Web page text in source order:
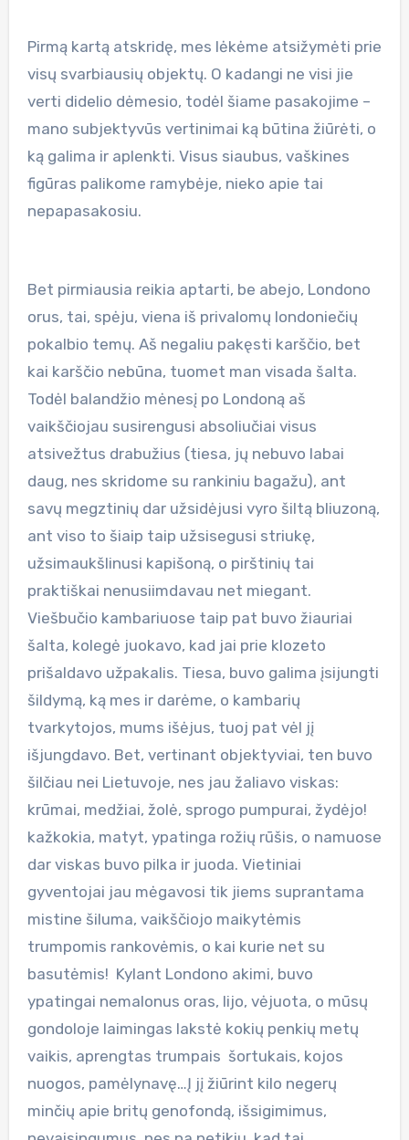
Pirmą kartą atskridę, mes lėkėme atsižymėti prie
visų svarbiausių objektų. O kadangi ne visi jie
verti didelio dėmesio, todėl šiame pasakojime –
mano subjektyvūs vertinimai ką būtina žiūrėti, o
ką galima ir aplenkti. Visus siaubus, vaškines
figūras palikome ramybėje, nieko apie tai
nepapasakosiu.
Bet pirmiausia reikia aptarti, be abejo, Londono
orus, tai, spėju, viena iš privalomų londoniečių
pokalbio temų. Aš negaliu pakęsti karščio, bet
kai karščio nebūna, tuomet man visada šalta.
Todėl balandžio mėnesį po Londoną aš
vaikščiojau susirengusi absoliučiai visus
atsivežtus drabužius (tiesa, jų nebuvo labai
daug, nes skridome su rankiniu bagažu), ant
savų megztinių dar užsidėjusi vyro šiltą bliuzoną,
ant viso to šiaip taip užsisegusi striukę,
užsimaukšlinusi kapišoną, o pirštinių tai
praktiškai nenusiimdavau net miegant.
Viešbučio kambariuose taip pat buvo žiauriai
šalta, kolegė juokavo, kad jai prie klozeto
prišaldavo užpakalis. Tiesa, buvo galima įsijungti
šildymą, ką mes ir darėme, o kambarių
tvarkytojos, mums išėjus, tuoj pat vėl jį
išjungdavo. Bet, vertinant objektyviai, ten buvo
šilčiau nei Lietuvoje, nes jau žaliavo viskas:
krūmai, medžiai, žolė, sprogo pumpurai, žydėjo!
kažkokia, matyt, ypatinga rožių rūšis, o namuose
dar viskas buvo pilka ir juoda. Vietiniai
gyventojai jau mėgavosi tik jiems suprantama
mistine šiluma, vaikščiojo maikytėmis
trumpomis rankovėmis, o kai kurie net su
basutėmis! Kylant Londono akimi, buvo
ypatingai nemalonus oras, lijo, vėjuota, o mūsų
gondoloje laimingas lakstė kokių penkių metų
vaikis, aprengtas trumpais šortukais, kojos
nuogos, pamėlynavę…Į jį žiūrint kilo negerų
minčių apie britų genofondą, išsigimimus,